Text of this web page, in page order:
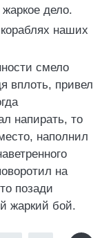
дело.
наших
смело
вплоть, привел
напирать, то
наполнил
на
позади
жаркий бой.